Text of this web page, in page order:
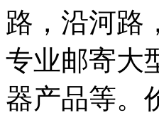
路，沿河路
专业邮寄大
器产品等。